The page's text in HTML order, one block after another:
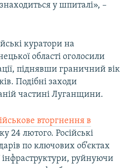
у шпиталі», –
куратори на
області оголосили
піднявши граничний вік
Подібні заходи
частині Луганщини.
вторгнення в
24 лютого. Російські
по ключових об’єктах
інфраструктури, руйнуючи